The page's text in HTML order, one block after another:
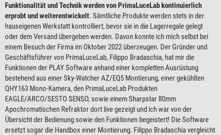
Funktionalität und Technik werden von PrimaLuceLab kontinuierlich
erprobt und weiterentwickelt. Sämtliche Produkte werden stets in der
hauseigenen Werkstatt kontrolliert, bevor sie in die Lagerregale gelegt
oder dem Versand übergeben werden. Davon konnte ich mich selbst bei
einem Besuch der Firma im Oktober 2022 überzeugen. Der Gründer und
Geschäftsführer von PrimaLuceLab, Filippo Bradaschia, hat mir die
Funktionen der PLAY Software anhand einer kompletten Ausrüstung
bestehend aus einer Sky-Watcher AZ/EQ5 Montierung, einer gekühlten
QHY163 Mono-Kamera, den PrimaLuceLab Produkten
EAGLE/ARCO/SESTO SENSO, sowie einem Sharpstar 80mm
Apochromatischen Refraktor dort live gezeigt und ich war von der
Übersicht der Bedienung sowie den Funktionen begeistert! Die Software
ersetzt sogar die Handbox einer Montierung. Filippo Bradaschia vergleicht